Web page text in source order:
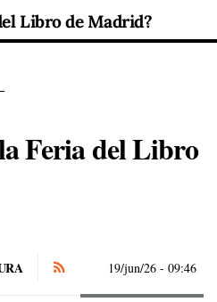
Libro de Madrid?
Feria del Libro
19/jun/26 - 09:46